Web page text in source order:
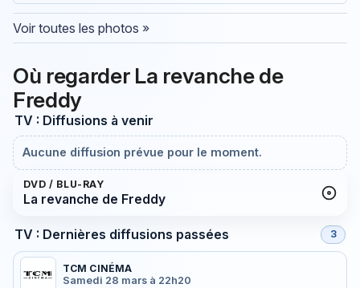
Voir toutes les photos »
Où regarder La revanche de
Freddy
TV : Diffusions à venir
Aucune diffusion prévue pour le moment.
DVD / BLU-RAY
La revanche de Freddy
TV : Dernières diffusions passées 3
TCM CINÉMA
Samedi 28 mars à 22h20